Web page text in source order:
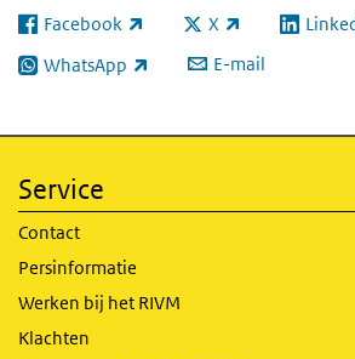
Facebook
(externe link) X
(externe link)(externe
WhatsApp
(externe link) E-mail
Service
Contact
Persinformatie
Werken bij het RIVM
Klachten